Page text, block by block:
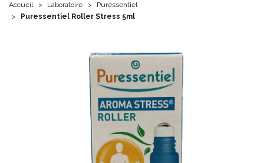
Accueil Laboratoire
Puressentiel
Puressentiel Roller Stress 5ml